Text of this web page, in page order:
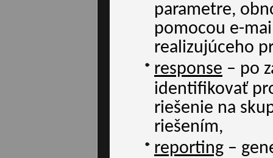
parametre,
pomocou e-
realizujúceho
response – po
identifikovať
riešenie na
riešením,
reporting –